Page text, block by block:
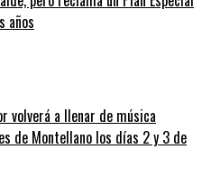
años
volverá a llenar de música
de Montellano los días 2 y 3 de